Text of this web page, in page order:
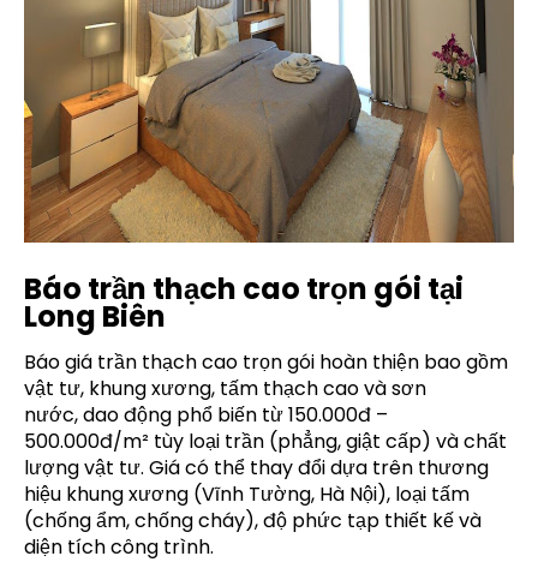
Báo trần thạch cao trọn gói tại
Long Biên
Báo giá trần thạch cao trọn gói hoàn thiện bao gồm
vật tư, khung xương, tấm thạch cao và sơn
nước, dao động phổ biến từ 150.000đ –
500.000đ/m² tùy loại trần (phẳng, giật cấp) và chất
lượng vật tư. Giá có thể thay đổi dựa trên thương
hiệu khung xương (Vĩnh Tường, Hà Nội), loại tấm
(chống ẩm, chống cháy), độ phức tạp thiết kế và
diện tích công trình.